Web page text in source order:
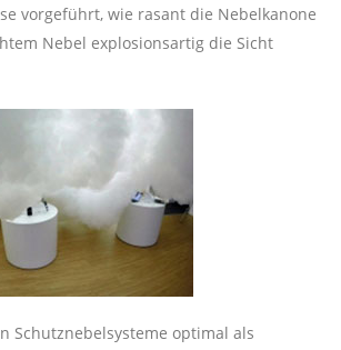
vorgeführt, wie rasant die Nebelkanone
Nebel explosionsartig die Sicht
Schutznebelsysteme optimal als